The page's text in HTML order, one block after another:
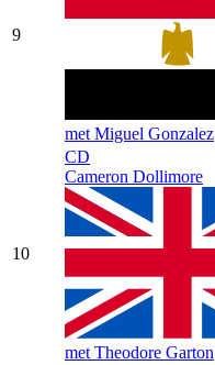
9
met Miguel Gonzalez
10
CD
Cameron Dollimore
met Theodore Garton